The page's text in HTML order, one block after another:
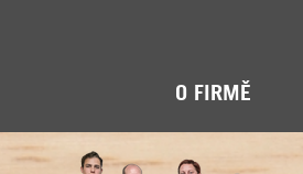
O FIRMĚ